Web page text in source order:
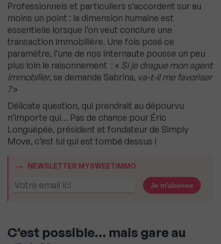
Professionnels et particuliers s’accordent sur au
moins un point : la dimension humaine est
essentielle lorsque l’on veut conclure une
transaction immobilière. Une fois posé ce
paramètre, l’une de nos internaute pousse un peu
plus loin le raisonnement : « Si je drague mon agent
immobilier, se demande Sabrina, va-t-il me favoriser
?»
Délicate question, qui prendrait au dépourvu
n’importe qui… Pas de chance pour Éric
Longuépée, président et fondateur de Simply
Move, c’est lui qui est tombé dessus !
NEWSLETTER MYSWEETIMMO
C’est possible… mais gare au